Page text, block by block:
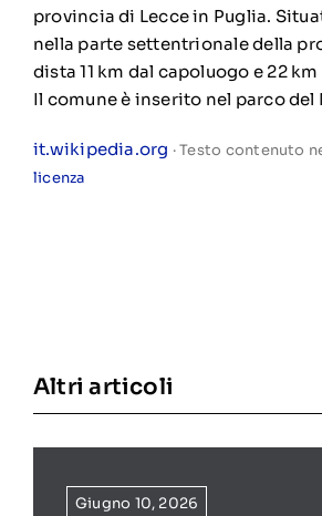
provincia di Lecce in Puglia.
nella parte settentrionale della
dista 11 km dal capoluogo e 22
Il comune è inserito nel parco del
it.wikipedia.org · Testo contenuto
licenza
Altri articoli
Giugno 10, 2026